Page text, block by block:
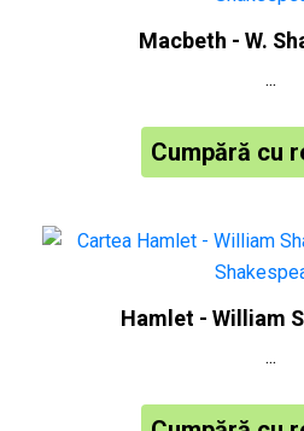
Macbeth - W.
...
Cumpără cu
Hamlet - William
...